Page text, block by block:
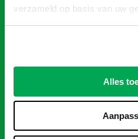
verzameld op basis van uw
Alles
€ 297,50